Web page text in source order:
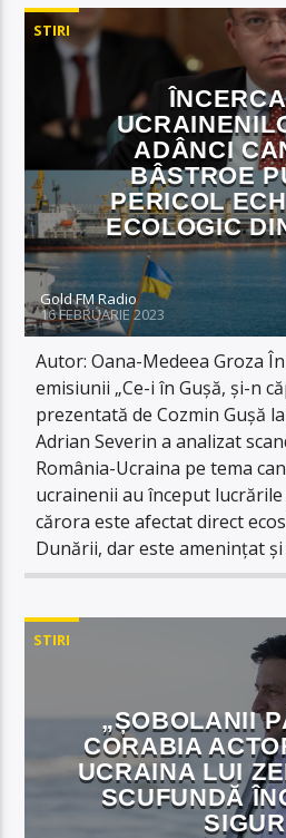
STIRI
ADÂNCI
BÂSTROE
PERICOL
ECOLOGIC
Gold FM Radio
16 FEBRUARIE 2023
Autor: Oana-Medeea Groza
emisiunii „Ce-i în Gușă, și-n
prezentată de Cozmin Gușă
Adrian Severin a analizat
România-Ucraina pe tema
ucrainenii au început
cărora este afectat direct
Dunării, dar este amenințat
STIRI
„ȘOBOLANII
CORABIA
UCRAINA LUI
SCUFUNDĂ